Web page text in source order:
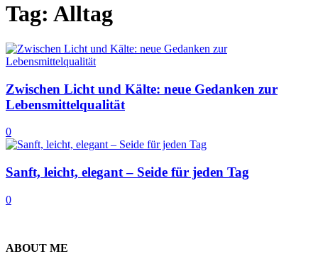
Tag: Alltag
Zwischen Licht und Kälte: neue Gedanken zur
Lebensmittelqualität
0
Sanft, leicht, elegant – Seide für jeden Tag
0
ABOUT ME